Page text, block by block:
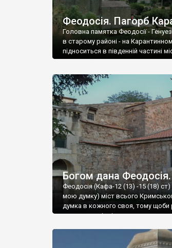
Феодосія. Пагорб
Головна памятка Феодосії -
в старому районі - на
підноситься в південній частині
Богом дана
Феодосія (Кафа-12 (13) -15 (18) ст)
мою думку) міст всього
думка в кожного своя, тому щоби
запрошую відвідати це